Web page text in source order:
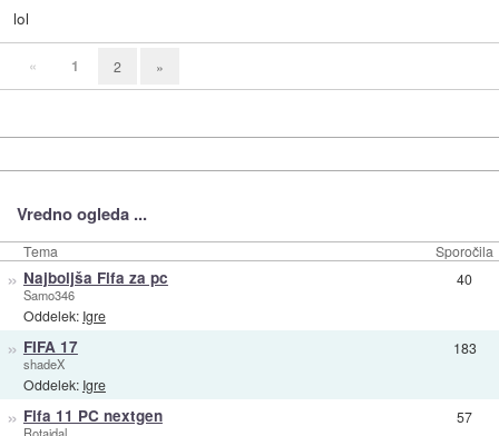
lol
« 1 2 »
Vredno ogleda ...
Tema Sporočila
» Najboljša Fifa za pc
Samo346
Oddelek: Igre
40
» FIFA 17
shadeX
Oddelek: Igre
183
» Fifa 11 PC nextgen 57